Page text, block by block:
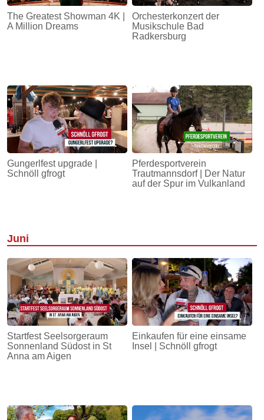
The Greatest Showman 4K |
A Million Dreams
Orchesterkonzert der
Musikschule Bad
Radkersburg
Gungerlfest upgrade |
Schnöll gfrogt
Pferdesportverein
Trautmannsdorf | Der Natur
auf der Spur im Vulkanland
Juni
Startfest Seelsorgeraum
Sonnenland Südost in St
Anna am Aigen
Einkaufen für eine einsame
Insel | Schnöll gfrogt